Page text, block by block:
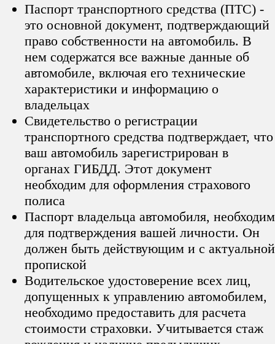
Паспорт транспортного средства (ПТС) -
это основной документ, подтверждающий
право собственности на автомобиль. В
нем содержатся все важные данные об
автомобиле, включая его технические
характеристики и информацию о
владельцах
Свидетельство о регистрации
транспортного средства подтверждает, что
ваш автомобиль зарегистрирован в
органах ГИБДД. Этот документ
необходим для оформления страхового
полиса
Паспорт владельца автомобиля, необходим
для подтверждения вашей личности. Он
должен быть действующим и с актуальной
пропиской
Водительское удостоверение всех лиц,
допущенных к управлению автомобилем,
необходимо предоставить для расчета
стоимости страховки. Учитывается стаж